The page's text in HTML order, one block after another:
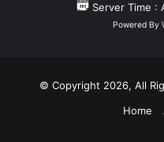
Server Time :
Powered By
© Copyright 2026, All
Home